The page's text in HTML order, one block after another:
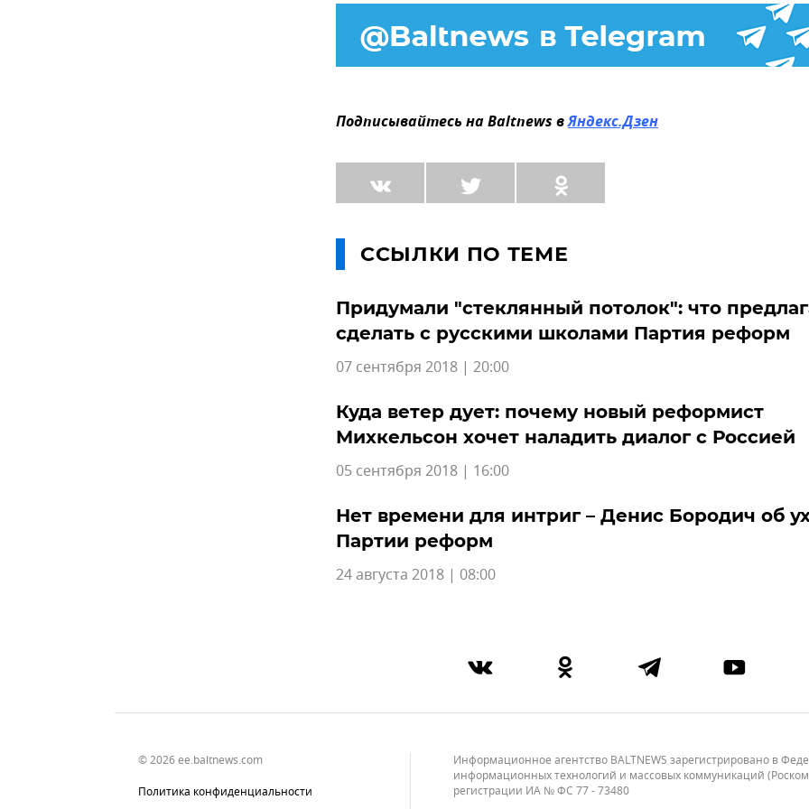
Подписывайтесь на Baltnews вЯндекс.Дзен
ССЫЛКИ ПО ТЕМЕ
Придумали "стеклянный потолок": что
сделать с русскими школами Партия реформ
07 сентября 2018 | 20:00
Куда ветер дует: почему новый реформист
Михкельсон хочет наладить диалог с Россией
05 сентября 2018 | 16:00
Нет времени для интриг – Денис Бородич об
Партии реформ
24 августа 2018 | 08:00
© 2026 ee.baltnews.com
Политика конфиденциальности
Информационное агентство BALTNEWS зарегистрировано в
информационных технологий и массовых коммуникаций
регистрации ИА № ФС 77 - 73480